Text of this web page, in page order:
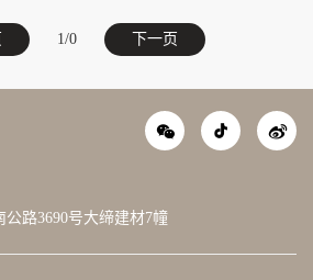
1/0 下一页
路3690号大缔建材7幢
抖音
微信